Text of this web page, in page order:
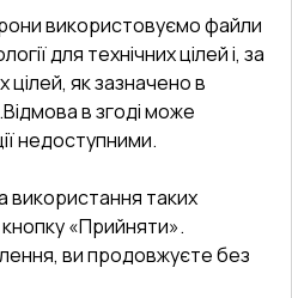
вул. Келецька 60 кв. 61
використовуємо файли
для технічних цілей і, за
як зазначено в
.Відмова в згоді може
недоступними.
використання таких
«Прийняти».
ви продовжуєте без